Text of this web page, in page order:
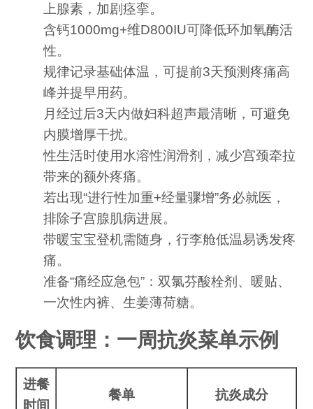
上腺素，加剧痉挛。
含钙1000mg+维D800IU可降低环加氧酶活
性。
规律记录基础体温，可提前3天预测疼痛高
峰并提早用药。
月经过后3天内做妇科超声最清晰，可避免
内膜增厚干扰。
性生活时使用水溶性润滑剂，减少宫颈牵拉
带来的额外疼痛。
若出现“进行性加重+经量骤增”务必就医，
排除子宫腺肌病进展。
带暖宝宝登机需随身，行李舱低温易诱发疼
痛。
准备“痛经应急包”：双氯芬酸栓剂、暖贴、
一次性内裤、生姜薄荷糖。
饮食调理：一周抗炎菜单示例
进餐
时间
餐单 抗炎成分